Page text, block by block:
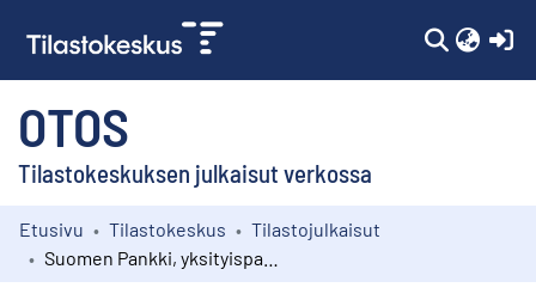
OTOS
Tilastokeskuksen julkaisut verkossa
Kokoelmat
Etusivu Tilastokeskus
Tilastojulkaisut